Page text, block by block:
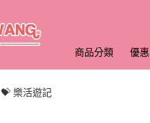
商品分類 優
💝 樂活遊記